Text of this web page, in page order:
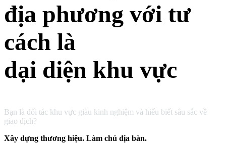
địa phương với tư
cách là
dại diện khu vực
Bạn là đối tác khu vực giàu kinh nghiệm và hiểu biết sâu sắc về
giao dịch?
Xây dựng thương hiệu. Làm chủ địa bàn.